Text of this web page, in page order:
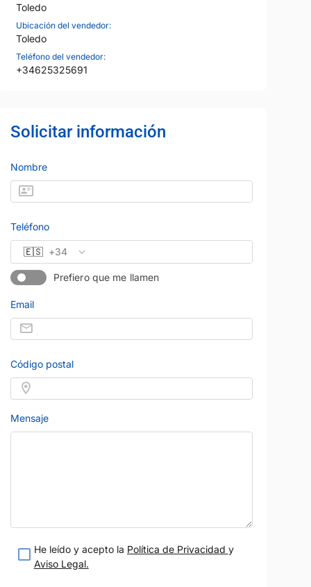
Toledo
Ubicación del vendedor:
Toledo
Teléfono del vendedor:
+34625325691
Solicitar información
Nombre
Teléfono
🇪🇸 +34
Prefiero que me llamen
Email
Código postal
Mensaje
He leído y acepto la Política de Privacidad y
Aviso Legal.